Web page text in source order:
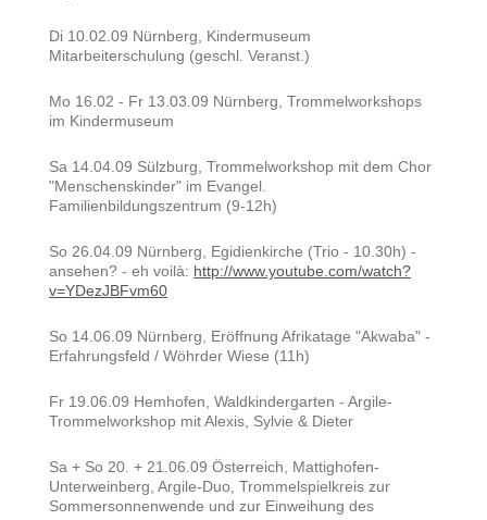
Di 10.02.09 Nürnberg, Kindermuseum
Mitarbeiterschulung (geschl. Veranst.)
Mo 16.02 - Fr 13.03.09 Nürnberg, Trommelworkshops
im Kindermuseum
Sa 14.04.09 Sülzburg, Trommelworkshop mit dem Chor
"Menschenskinder" im Evangel.
Familienbildungszentrum (9-12h)
So 26.04.09 Nürnberg, Egidienkirche (Trio - 10.30h) -
ansehen? - eh voilà: http://www.youtube.com/watch?
v=YDezJBFvm60
So 14.06.09 Nürnberg, Eröffnung Afrikatage "Akwaba" -
Erfahrungsfeld / Wöhrder Wiese (11h)
Fr 19.06.09 Hemhofen, Waldkindergarten - Argile-
Trommelworkshop mit Alexis, Sylvie & Dieter
Sa + So 20. + 21.06.09 Österreich, Mattighofen-
Unterweinberg, Argile-Duo, Trommelspielkreis zur
Sommersonnenwende und zur Einweihung des